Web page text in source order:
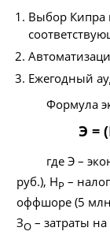
Выбор Кипра
Ежегодный
Формула
Э =
где Э –
руб.), НР –
оффшоре (5
ЗО – затраты